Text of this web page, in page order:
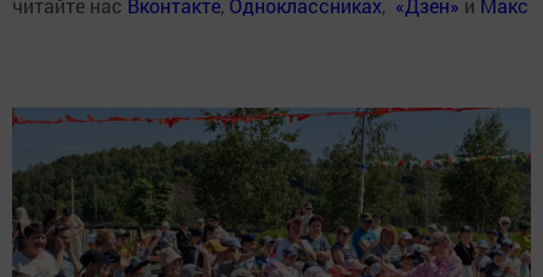
читайте нас Вконтакте, Одноклассниках, «Дзен» и Макс